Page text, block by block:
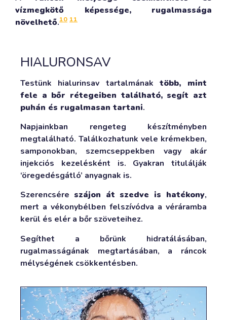
vízmegkötő képessége, rugalmassága
növelhető.10 11
HIALURONSAV
Testünk hialurinsav tartalmának több, mint
fele a bőr rétegeiben található, segít azt
puhán és rugalmasan tartani.
Napjainkban rengeteg készítményben
megtalálható. Találkozhatunk vele krémekben,
samponokban, szemcseppekben vagy akár
injekciós kezelésként is. Gyakran titulálják
‘öregedésgátló’ anyagnak is.
Szerencsére szájon át szedve is hatékony,
mert a vékonybélben felszívódva a véráramba
kerül és elér a bőr szöveteihez.
Segíthet a bőrünk hidratálásában,
rugalmasságának megtartásában, a ráncok
mélységének csökkentésben.